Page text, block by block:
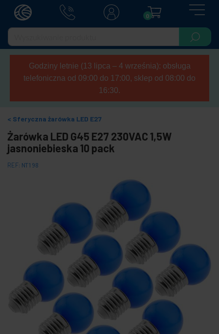
0
Godziny letnie (13 lipca – 4 września): obsługa
telefoniczna od 09:00 do 17:00, sklep od 08:00 do
16:30.
Sferyczna żarówka LED E27
Żarówka LED G45 E27 230VAC 1,5W
jasnoniebieska 10 pack
REF: NT198